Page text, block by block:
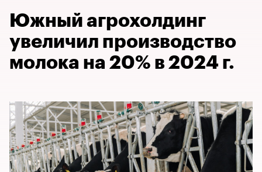
Южный агрохолдинг
увеличил производство
молока на 20% в 2024 г.